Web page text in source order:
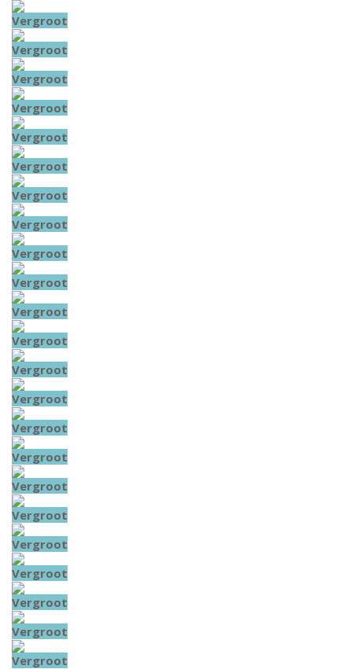
Vergroot
Vergroot
Vergroot
Vergroot
Vergroot
Vergroot
Vergroot
Vergroot
Vergroot
Vergroot
Vergroot
Vergroot
Vergroot
Vergroot
Vergroot
Vergroot
Vergroot
Vergroot
Vergroot
Vergroot
Vergroot
Vergroot
Vergroot